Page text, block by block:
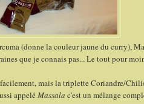
(donne la couleur jaune du curry),
que je connais pas... Le tout pour
mais la triplette Coriandre/
appelé Massala c'est un mélange